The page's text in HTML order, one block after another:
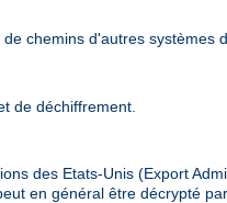
chemins d'autres systèmes
de déchiffrement.
des Etats-Unis (Export
en général être décrypté